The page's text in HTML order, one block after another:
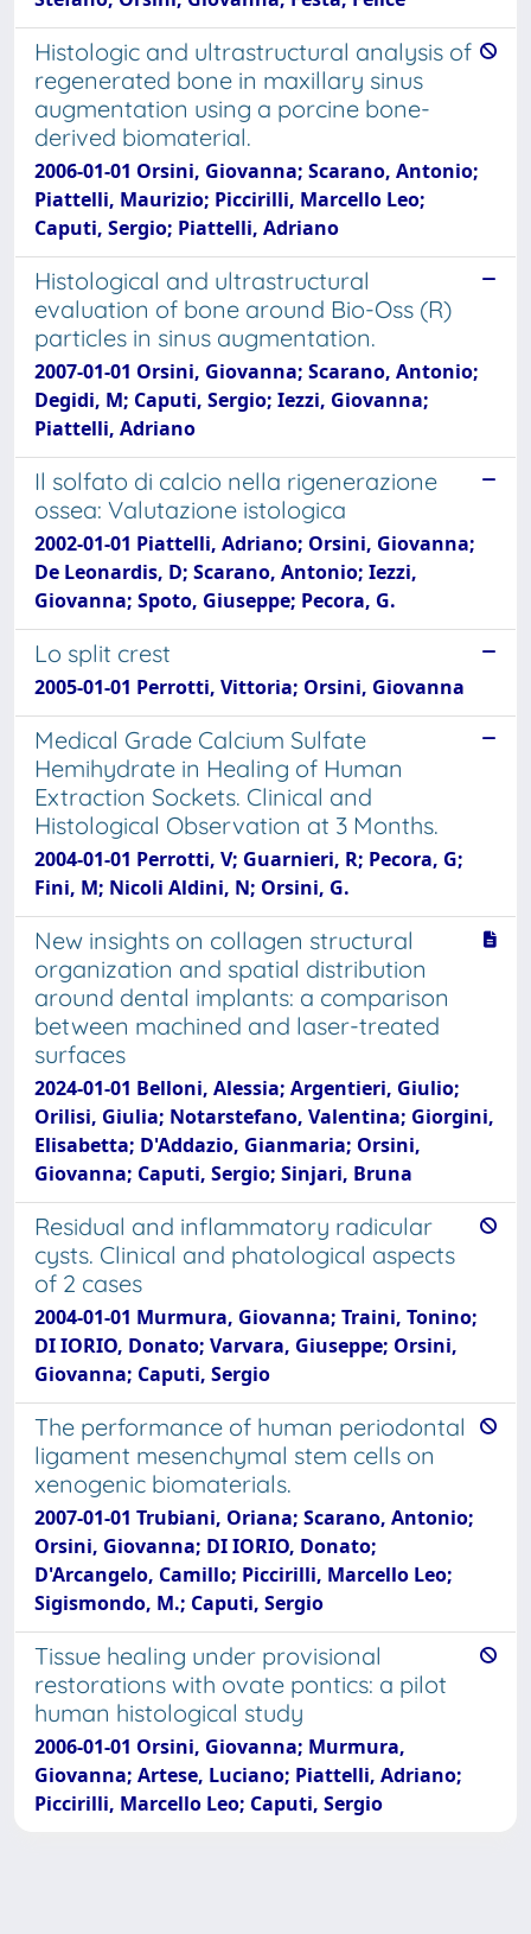
Histologic and ultrastructural analysis of
regenerated bone in maxillary sinus
augmentation using a porcine bone-
derived biomaterial.
2006-01-01 Orsini, Giovanna; Scarano, Antonio;
Piattelli, Maurizio; Piccirilli, Marcello Leo;
Caputi, Sergio; Piattelli, Adriano
Histological and ultrastructural
evaluation of bone around Bio-Oss (R)
particles in sinus augmentation.
2007-01-01 Orsini, Giovanna; Scarano, Antonio;
Degidi, M; Caputi, Sergio; Iezzi, Giovanna;
Piattelli, Adriano
Il solfato di calcio nella rigenerazione
ossea: Valutazione istologica
2002-01-01 Piattelli, Adriano; Orsini, Giovanna;
De Leonardis, D; Scarano, Antonio; Iezzi,
Giovanna; Spoto, Giuseppe; Pecora, G.
Lo split crest
2005-01-01 Perrotti, Vittoria; Orsini, Giovanna
Medical Grade Calcium Sulfate
Hemihydrate in Healing of Human
Extraction Sockets. Clinical and
Histological Observation at 3 Months.
2004-01-01 Perrotti, V; Guarnieri, R; Pecora, G;
Fini, M; Nicoli Aldini, N; Orsini, G.
New insights on collagen structural
organization and spatial distribution
around dental implants: a comparison
between machined and laser-treated
surfaces
2024-01-01 Belloni, Alessia; Argentieri, Giulio;
Orilisi, Giulia; Notarstefano, Valentina; Giorgini,
Elisabetta; D'Addazio, Gianmaria; Orsini,
Giovanna; Caputi, Sergio; Sinjari, Bruna
Residual and inflammatory radicular
cysts. Clinical and phatological aspects
of 2 cases
2004-01-01 Murmura, Giovanna; Traini, Tonino;
DI IORIO, Donato; Varvara, Giuseppe; Orsini,
Giovanna; Caputi, Sergio
The performance of human periodontal
ligament mesenchymal stem cells on
xenogenic biomaterials.
2007-01-01 Trubiani, Oriana; Scarano, Antonio;
Orsini, Giovanna; DI IORIO, Donato;
D'Arcangelo, Camillo; Piccirilli, Marcello Leo;
Sigismondo, M.; Caputi, Sergio
Tissue healing under provisional
restorations with ovate pontics: a pilot
human histological study
2006-01-01 Orsini, Giovanna; Murmura,
Giovanna; Artese, Luciano; Piattelli, Adriano;
Piccirilli, Marcello Leo; Caputi, Sergio